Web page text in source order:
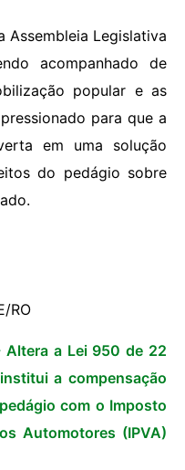
Assembleia Legislativa
acompanhado de
popular e as
para que a
em uma solução
do pedágio sobre
RO
Altera a Lei 950 de 22
a compensação
com o Imposto
Automotores (IPVA)